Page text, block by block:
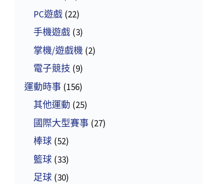
PC遊戲 (22)
手機遊戲 (3)
掌機/遊戲機 (2)
電子競技 (9)
運動時事 (156)
其他運動 (25)
國際大型賽事 (27)
棒球 (52)
籃球 (33)
足球 (30)